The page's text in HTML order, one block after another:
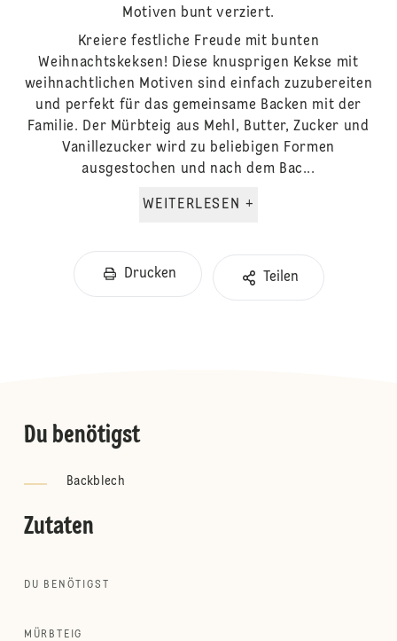
Motiven bunt verziert.
Kreiere festliche Freude mit bunten
Weihnachtskeksen! Diese knusprigen Kekse mit
weihnachtlichen Motiven sind einfach zuzubereiten
und perfekt für das gemeinsame Backen mit der
Familie. Der Mürbteig aus Mehl, Butter, Zucker und
Vanillezucker wird zu beliebigen Formen
ausgestochen und nach dem Bac...
WEITERLESEN +
Drucken Teilen
Du benötigst
Backblech
Zutaten
DU BENÖTIGST
MÜRBTEIG